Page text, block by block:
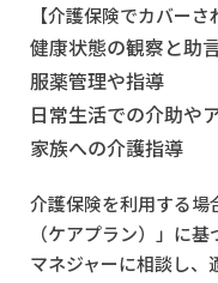
【介護保険でカバーさ
健康状態の観察と助
服薬管理や指導
日常生活での介助や
家族への介護指導
介護保険を利用する場
（ケアプラン）」に
マネジャーに相談し、